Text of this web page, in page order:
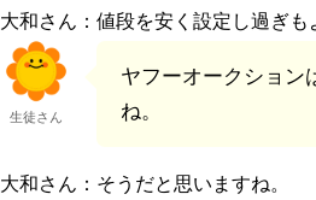
大和さん：値段を安く設定し過ぎも
生徒さん
ヤフーオークション
ね。
大和さん：そうだと思いますね。